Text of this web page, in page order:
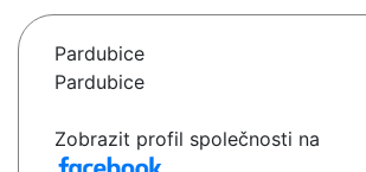
Pardubice
Pardubice
Zobrazit profil společnosti na